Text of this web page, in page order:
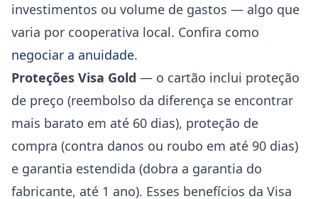
investimentos ou volume de gastos — algo que
varia por cooperativa local. Confira como
negociar a anuidade.
Proteções Visa Gold — o cartão inclui proteção
de preço (reembolso da diferença se encontrar
mais barato em até 60 dias), proteção de
compra (contra danos ou roubo em até 90 dias)
e garantia estendida (dobra a garantia do
fabricante, até 1 ano). Esses benefícios da Visa